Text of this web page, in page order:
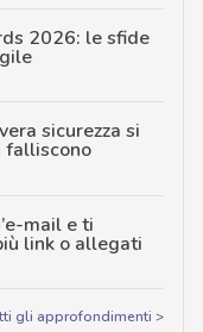
2026: le sfide
sicurezza si
falliscono
mail e ti
link o allegati
gli approfondimenti >